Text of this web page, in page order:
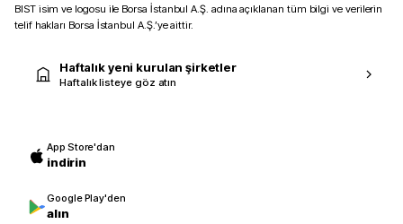
BIST isim ve logosu ile Borsa İstanbul A.Ş. adına açıklanan tüm bilgi ve verilerin
telif hakları Borsa İstanbul A.Ş.’ye aittir.
Haftalık yeni kurulan şirketler
Haftalık listeye göz atın
App Store'dan
indirin
Google Play'den
alın